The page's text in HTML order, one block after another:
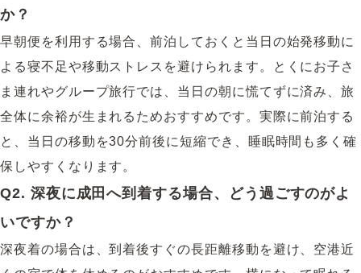
か？
早朝便を利用する場合、前泊しておくと当日の始発移動に
よる寝不足や移動ストレスを避けられます。とくにお子さ
ま連れやグループ旅行では、当日の朝に慌てずに済み、旅
全体に余裕が生まれるためおすすめです。実際に前泊する
と、当日の移動を30分前後に短縮でき、睡眠時間も多く確
保しやすくなります。
Q2. 深夜に成田へ到着する場合、どう過ごすのがよ
いですか？
深夜着の場合は、到着後すぐの長距離移動を避け、空港近